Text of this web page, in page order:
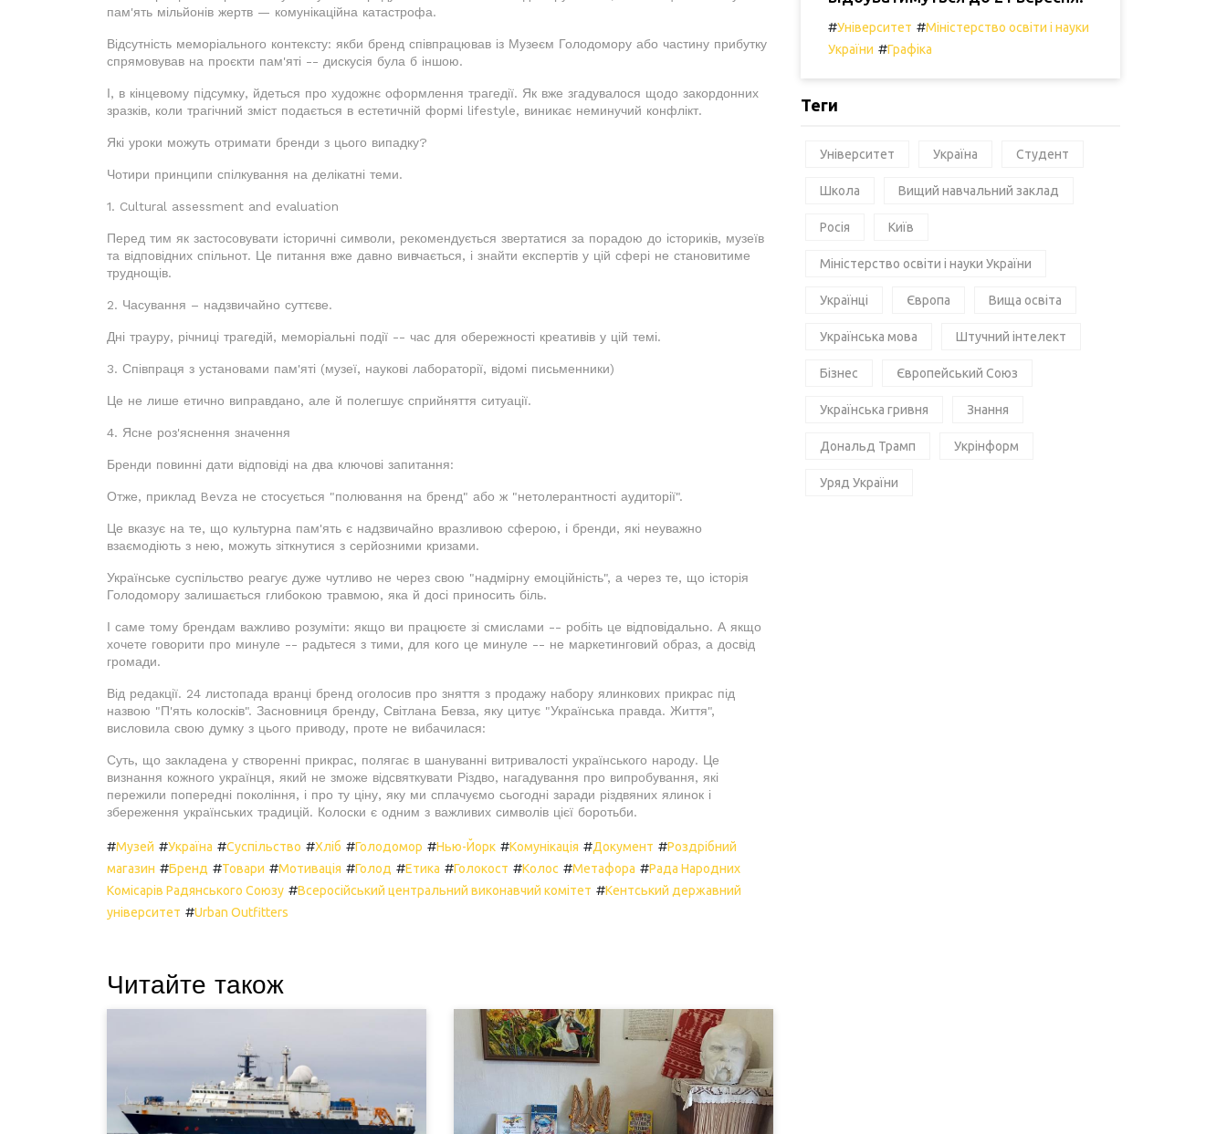
пам'ять мільйонів жертв — комунікаційна катастрофа.
Відсутність меморіального контексту: якби бренд співпрацював із Музеєм Голодомору або частину прибутку
спрямовував на проєкти пам'яті -- дискусія була б іншою.
І, в кінцевому підсумку, йдеться про художнє оформлення трагедії. Як вже згадувалося щодо закордонних
зразків, коли трагічний зміст подається в естетичній формі lifestyle, виникає неминучий конфлікт.
Які уроки можуть отримати бренди з цього випадку?
Чотири принципи спілкування на делікатні теми.
1. Cultural assessment and evaluation
Перед тим як застосовувати історичні символи, рекомендується звертатися за порадою до істориків, музеїв
та відповідних спільнот. Це питання вже давно вивчається, і знайти експертів у цій сфері не становитиме
труднощів.
2. Часування – надзвичайно суттєве.
Дні трауру, річниці трагедій, меморіальні події -- час для обережності креативів у цій темі.
3. Співпраця з установами пам'яті (музеї, наукові лабораторії, відомі письменники)
Це не лише етично виправдано, але й полегшує сприйняття ситуації.
4. Ясне роз'яснення значення
Бренди повинні дати відповіді на два ключові запитання:
Отже, приклад Bevza не стосується "полювання на бренд" або ж "нетолерантності аудиторії".
Це вказує на те, що культурна пам'ять є надзвичайно вразливою сферою, і бренди, які неуважно
взаємодіють з нею, можуть зіткнутися з серйозними кризами.
Українське суспільство реагує дуже чутливо не через свою "надмірну емоційність", а через те, що історія
Голодомору залишається глибокою травмою, яка й досі приносить біль.
І саме тому брендам важливо розуміти: якщо ви працюєте зі смислами -- робіть це відповідально. А якщо
хочете говорити про минуле -- радьтеся з тими, для кого це минуле -- не маркетинговий образ, а досвід
громади.
Від редакції. 24 листопада вранці бренд оголосив про зняття з продажу набору ялинкових прикрас під
назвою "П'ять колосків". Засновниця бренду, Світлана Бевза, яку цитує "Українська правда. Життя",
висловила свою думку з цього приводу, проте не вибачилася:
Суть, що закладена у створенні прикрас, полягає в шануванні витривалості українського народу. Це
визнання кожного українця, який не зможе відсвяткувати Різдво, нагадування про випробування, які
пережили попередні покоління, і про ту ціну, яку ми сплачуємо сьогодні заради різдвяних ялинок і
збереження українських традицій. Колоски є одним з важливих символів цієї боротьби.
#Музей #Україна #Суспільство #Хліб #Голодомор #Нью-Йорк #Комунікація #Документ #Роздрібний
магазин #Бренд #Товари #Мотивація #Голод #Етика #Голокост #Колос #Метафора #Рада Народних
Комісарів Радянського Союзу #Всеросійський центральний виконавчий комітет #Кентський державний
університет #Urban Outfitters
Читайте також
#Університет #Міністерство освіти і науки
України #Графіка
Теги
Університет Україна Студент
Школа Вищий навчальний заклад
Росія Київ
Міністерство освіти і науки України
Українці Європа Вища освіта
Українська мова Штучний інтелект
Бізнес Європейський Союз
Українська гривня Знання
Дональд Трамп Укрінформ
Уряд України